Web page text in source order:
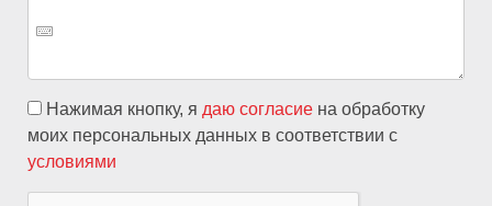
Нажимая кнопку, я даю согласие на обработку
моих персональных данных в соответствии с
условиями